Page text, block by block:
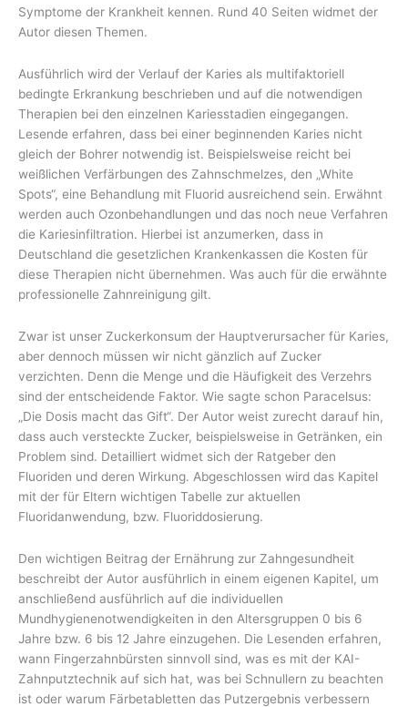
Symptome der Krankheit kennen. Rund 40 Seiten widmet der
Autor diesen Themen.
Ausführlich wird der Verlauf der Karies als multifaktoriell
bedingte Erkrankung beschrieben und auf die notwendigen
Therapien bei den einzelnen Kariesstadien eingegangen.
Lesende erfahren, dass bei einer beginnenden Karies nicht
gleich der Bohrer notwendig ist. Beispielsweise reicht bei
weißlichen Verfärbungen des Zahnschmelzes, den „White
Spots“, eine Behandlung mit Fluorid ausreichend sein. Erwähnt
werden auch Ozonbehandlungen und das noch neue Verfahren
die Kariesinfiltration. Hierbei ist anzumerken, dass in
Deutschland die gesetzlichen Krankenkassen die Kosten für
diese Therapien nicht übernehmen. Was auch für die erwähnte
professionelle Zahnreinigung gilt.
Zwar ist unser Zuckerkonsum der Hauptverursacher für Karies,
aber dennoch müssen wir nicht gänzlich auf Zucker
verzichten. Denn die Menge und die Häufigkeit des Verzehrs
sind der entscheidende Faktor. Wie sagte schon Paracelsus:
„Die Dosis macht das Gift“. Der Autor weist zurecht darauf hin,
dass auch versteckte Zucker, beispielsweise in Getränken, ein
Problem sind. Detailliert widmet sich der Ratgeber den
Fluoriden und deren Wirkung. Abgeschlossen wird das Kapitel
mit der für Eltern wichtigen Tabelle zur aktuellen
Fluoridanwendung, bzw. Fluoriddosierung.
Den wichtigen Beitrag der Ernährung zur Zahngesundheit
beschreibt der Autor ausführlich in einem eigenen Kapitel, um
anschließend ausführlich auf die individuellen
Mundhygienenotwendigkeiten in den Altersgruppen 0 bis 6
Jahre bzw. 6 bis 12 Jahre einzugehen. Die Lesenden erfahren,
wann Fingerzahnbürsten sinnvoll sind, was es mit der KAI-
Zahnputztechnik auf sich hat, was bei Schnullern zu beachten
ist oder warum Färbetabletten das Putzergebnis verbessern